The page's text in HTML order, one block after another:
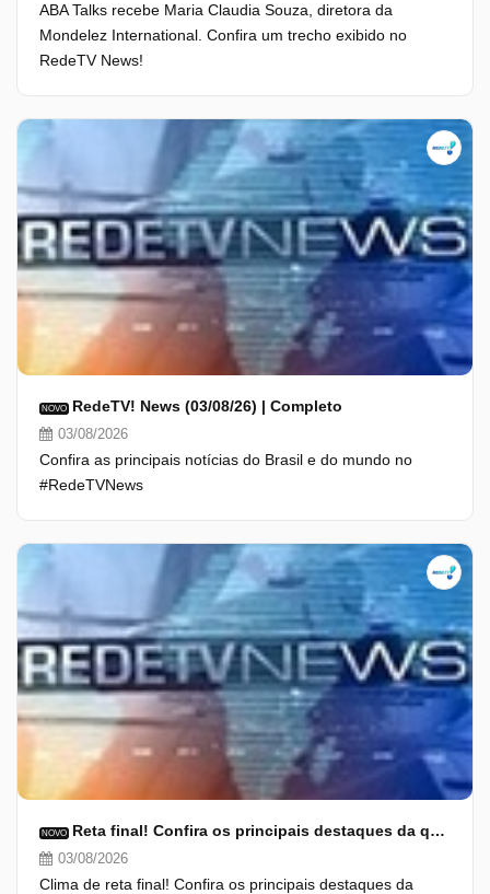
ABA Talks recebe Maria Claudia Souza, diretora da
Mondelez International. Confira um trecho exibido no
RedeTV News!
NOVO RedeTV! News (03/08/26) | Completo
03/08/2026
Confira as principais notícias do Brasil e do mundo no
#RedeTVNews
NOVO Reta final! Confira os principais destaques da quinta etapa da Copa HB20
03/08/2026
Clima de reta final! Confira os principais destaques da